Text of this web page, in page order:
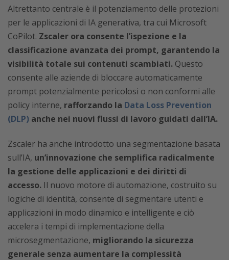
Altrettanto centrale è il potenziamento delle protezioni
per le applicazioni di IA generativa, tra cui Microsoft
CoPilot. Zscaler ora consente l’ispezione e la
classificazione avanzata dei prompt, garantendo la
visibilità totale sui contenuti scambiati. Questo
consente alle aziende di bloccare automaticamente
prompt potenzialmente pericolosi o non conformi alle
policy interne, rafforzando la Data Loss Prevention
(DLP) anche nei nuovi flussi di lavoro guidati dall’IA.
Zscaler ha anche introdotto una segmentazione basata
sull’IA, un’innovazione che semplifica radicalmente
la gestione delle applicazioni e dei diritti di
accesso. Il nuovo motore di automazione, costruito su
logiche di identità, consente di segmentare utenti e
applicazioni in modo dinamico e intelligente e ciò
accelera i tempi di implementazione della
microsegmentazione, migliorando la sicurezza
generale senza aumentare la complessità